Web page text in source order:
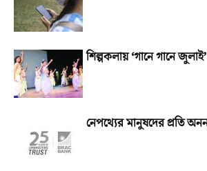
শিল্পকলায় ‘গানে গানে
নেপথ্যের মানুষদের প্রতি